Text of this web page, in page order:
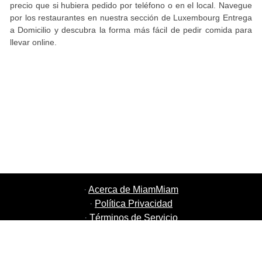
precio que si hubiera pedido por teléfono o en el local. Navegue
por los restaurantes en nuestra sección de Luxembourg Entrega
a Domicilio y descubra la forma más fácil de pedir comida para
llevar online.
· Acerca de MiamMiam
· Política Privacidad
· Términos de Servicio